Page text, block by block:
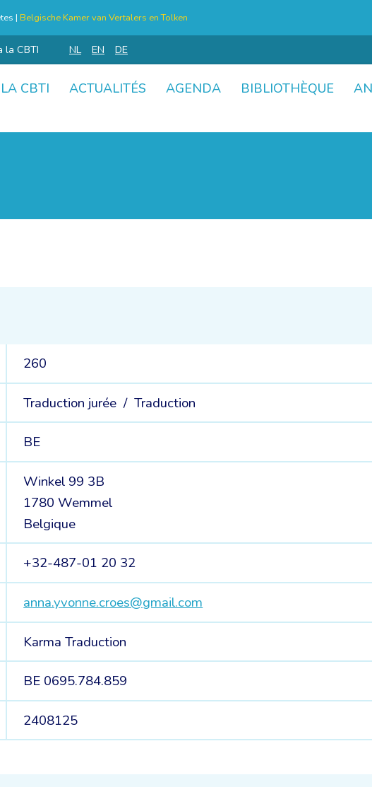
| Belgische Kamer van Vertalers en Tolken
la CBTI NL EN DE
LA CBTI ACTUALITÉS AGENDA BIBLIOTHÈQUE
260
Traduction jurée / Traduction
BE
Winkel 99 3B
1780 Wemmel
Belgique
+32-487-01 20 32
anna.yvonne.croes@gmail.com
Karma Traduction
BE 0695.784.859
2408125